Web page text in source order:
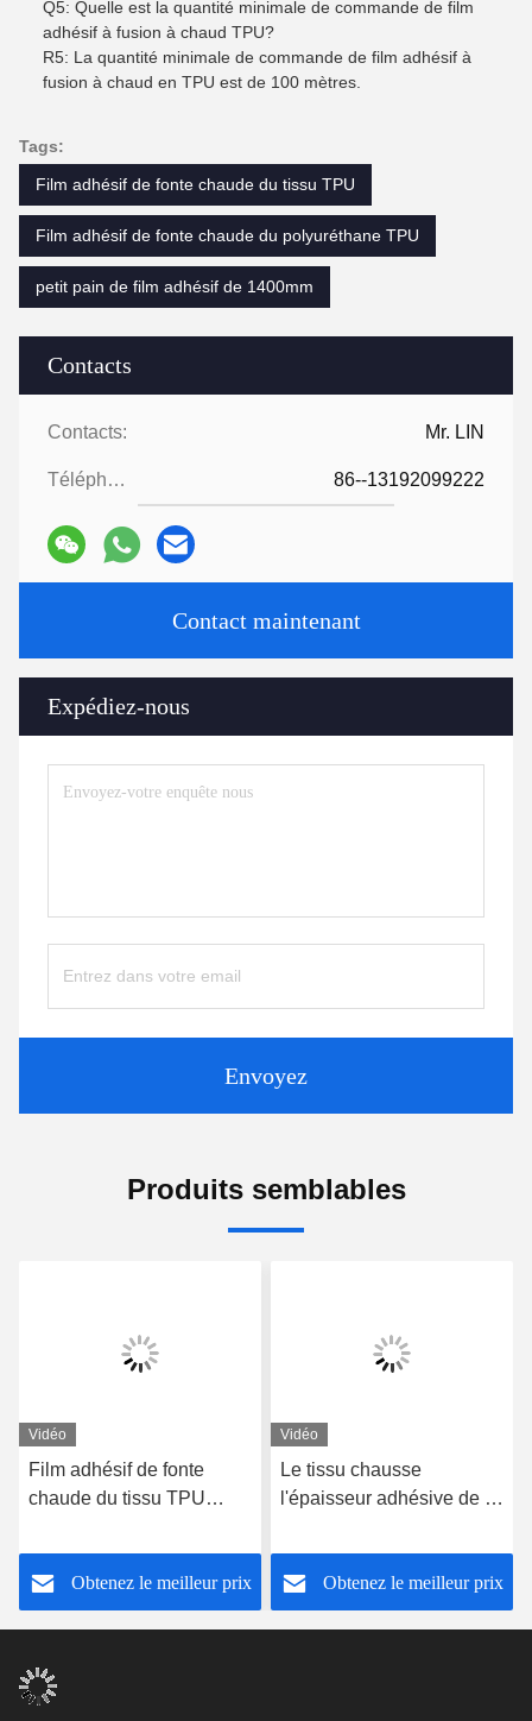
Contacts
Contacts: Mr. LIN
Téléphone: 86--13192099222
Contact maintenant
Expédiez-nous
Envoyez
Q5: Quelle est la quantité minimale de commande de film
adhésif à fusion à chaud TPU?
R5: La quantité minimale de commande de film adhésif à
fusion à chaud en TPU est de 100 mètres.
Tags:
Film adhésif de fonte chaude du tissu TPU
Film adhésif de fonte chaude du polyuréthane TPU
petit pain de film adhésif de 1400mm
Produits semblables
Vidéo
Film adhésif de fonte
chaude du tissu TPU
Microfiber
Obtenez le meilleur prix
Vidéo
Le tissu chausse
l'épaisseur adhésive de la
0.15cm de TPU avec le
transporteur de film de PE
Obtenez le meilleur prix